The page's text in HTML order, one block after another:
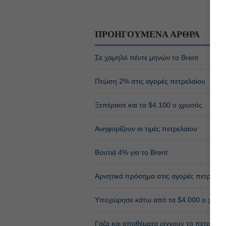
ΠΡΟΗΓΟΥΜΕΝΑ ΑΡΘΡΑ
Σε χαμηλό πέντε μηνών το Brent
Πτώση 2% στις αγορές πετρελαίου
Ξεπέρασε και τα $4.100 ο χρυσός
Ανηφορίζουν οι τιμές πετρελαίου
Bουτιά 4% για τo Βrent
Αρνητικά πρόσημα στις αγορές
Υποχώρησε κάτω από τα $4.000 ο
Γάζα και αποθέματα ρίχνουν το πετρέλαιο